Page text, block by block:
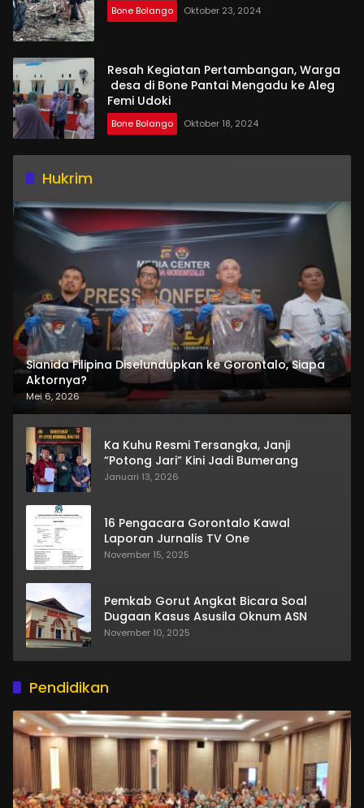
Bone Bolango Oktober 23, 2024
Resah Kegiatan Pertambangan, Warga
desa di Bone Pantai Mengadu ke Aleg
Femi Udoki
Bone Bolango Oktober 18, 2024
Hukrim
Sianida Filipina Diselundupkan ke Gorontalo, Siapa
Aktornya?
Mei 6, 2026
Ka Kuhu Resmi Tersangka, Janji
“Potong Jari” Kini Jadi Bumerang
Januari 13, 2026
16 Pengacara Gorontalo Kawal
Laporan Jurnalis TV One
November 15, 2025
Pemkab Gorut Angkat Bicara Soal
Dugaan Kasus Asusila Oknum ASN
November 10, 2025
Pendidikan